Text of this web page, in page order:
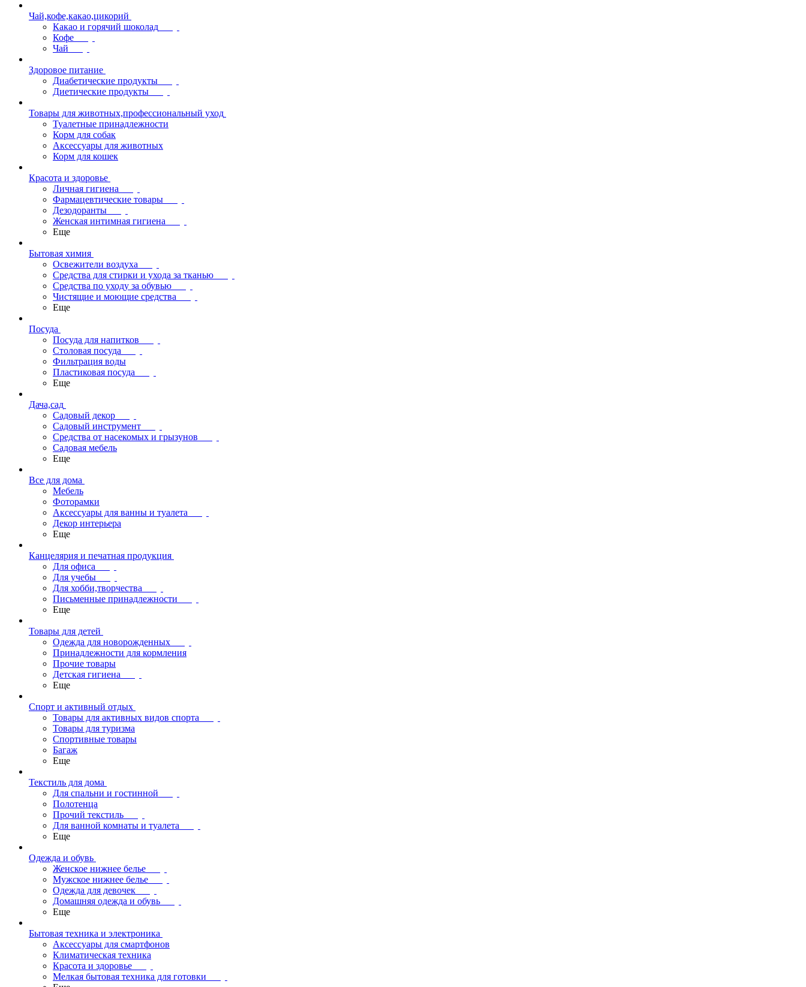
Чай,кофе,какао,цикорий
Какао и горячий шоколад
Кофе
Чай
Здоровое питание
Диабетические продукты
Диетические продукты
Товары для животных,профессиональный уход
Туалетные принадлежности
Корм для собак
Аксессуары для животных
Корм для кошек
Красота и здоровье
Личная гигиена
Фармацевтические товары
Дезодоранты
Женская интимная гигиена
Еще
Бытовая химия
Освежители воздуха
Средства для стирки и ухода за тканью
Средства по уходу за обувью
Чистящие и моющие средства
Еще
Посуда
Посуда для напитков
Столовая посуда
Фильтрация воды
Пластиковая посуда
Еще
Дача,сад
Садовый декор
Садовый инструмент
Средства от насекомых и грызунов
Садовая мебель
Еще
Все для дома
Мебель
Фоторамки
Аксессуары для ванны и туалета
Декор интерьера
Еще
Канцелярия и печатная продукция
Для офиса
Для учебы
Для хобби,творчества
Письменные принадлежности
Еще
Товары для детей
Одежда для новорожденных
Принадлежности для кормления
Прочие товары
Детская гигиена
Еще
Спорт и активный отдых
Товары для активных видов спорта
Товары для туризма
Спортивные товары
Багаж
Еще
Текстиль для дома
Для спальни и гостинной
Полотенца
Прочий текстиль
Для ванной комнаты и туалета
Еще
Одежда и обувь
Женское нижнее белье
Мужское нижнее белье
Одежда для девочек
Домашняя одежда и обувь
Еще
Бытовая техника и электроника
Аксессуары для смартфонов
Климатическая техника
Красота и здоровье
Мелкая бытовая техника для готовки